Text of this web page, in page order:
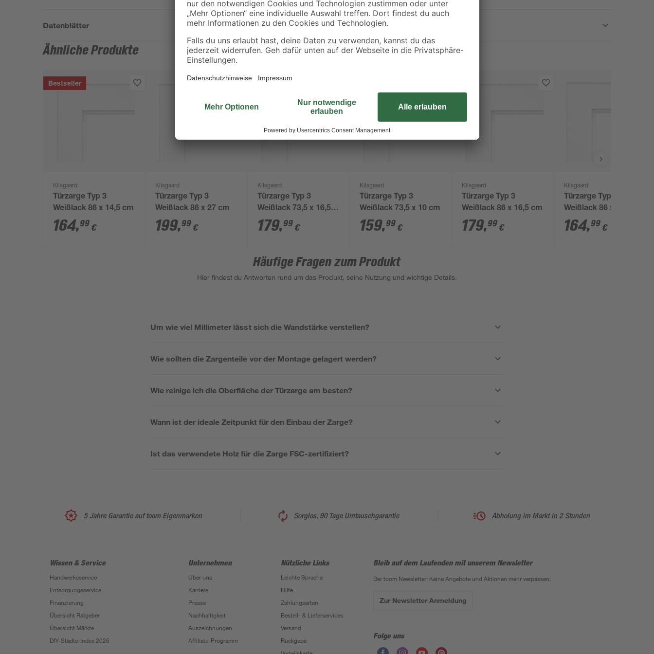
Datenblätter
Ähnliche Produkte
Bestseller
Kilsgaard
Türzarge Typ 3
Weißlack 86 x 14,5 cm
164,99 €
Kilsgaard
Türzarge Typ 3
Weißlack 86 x 27 cm
199,99 €
Kilsgaard
Türzarge Typ 3
Weißlack 73,5 x 16,5
cm
179,99 €
Kilsgaard
Türzarge Typ 3
Weißlack 73,5 x 10 cm
159,99 €
Kilsgaard
Türzarge Typ 3
Weißlack 86 x 16,5 cm
179,99 €
Kilsgaard
Türzarge Typ 3
Weißlack 86 x 12,5 cm
164,99 €
Häufige Fragen zum Produkt
Hier findest du Antworten rund um das Produkt, seine Nutzung und wichtige Details.
Um wie viel Millimeter lässt sich die Wandstärke verstellen?
Wie sollten die Zargenteile vor der Montage gelagert werden?
Wie reinige ich die Oberfläche der Türzarge am besten?
Wann ist der ideale Zeitpunkt für den Einbau der Zarge?
Ist das verwendete Holz für die Zarge FSC-zertifiziert?
5 Jahre Garantie auf toom Eigenmarken Sorglos, 90 Tage Umtauschgarantie Abholung im Markt in 2 Stunden
Wissen & Service
Handwerksservice
Entsorgungsservice
Finanzierung
Übersicht Ratgeber
Übersicht Märkte
DIY-Städte-Index 2026
Unternehmen
Über uns
Karriere
Presse
Nachhaltigkeit
Auszeichnungen
Affiliate-Programm
Nützliche Links
Leichte Sprache
Hilfe
Zahlungsarten
Bestell- & Lieferservices
Versand
Rückgabe
Bleib auf dem Laufenden mit unserem Newsletter
Der toom Newsletter: Keine Angebote und Aktionen mehr verpassen!
Zur Newsletter Anmeldung
Folge uns